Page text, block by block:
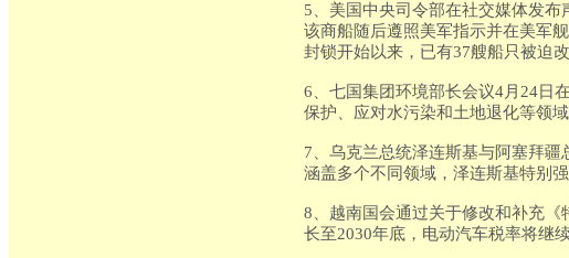
5、美国中央司令部在社交媒体发布
该商船随后遵照美军指示并在美军
封锁开始以来，已有37艘船只被迫改
6、七国集团环境部长会议4月24日
保护、应对水污染和土地退化等领域
7、乌克兰总统泽连斯基与阿塞拜疆
涵盖多个不同领域，泽连斯基特别
8、越南国会通过关于修改和补充
长至2030年底，电动汽车税率将继